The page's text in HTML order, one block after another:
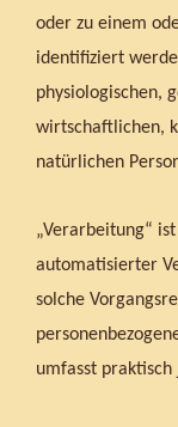
oder zu einem
identifiziert
physiologischen,
wirtschaftlichen,
natürlichen
„Verarbeitung“
automatisierter
solche
umfasst